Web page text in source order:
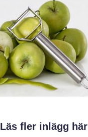
Läs fler inlägg här